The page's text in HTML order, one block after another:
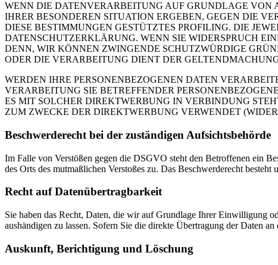
WENN DIE DATENVERARBEITUNG AUF GRUNDLAGE VON
IHRER BESONDEREN SITUATION ERGEBEN, GEGEN DIE
DIESE BESTIMMUNGEN GESTÜTZTES PROFILING. DIE
DATENSCHUTZERKLÄRUNG. WENN SIE WIDERSPRUCH
DENN, WIR KÖNNEN ZWINGENDE SCHUTZWÜRDIGE
ODER DIE VERARBEITUNG DIENT DER
WERDEN IHRE PERSONENBEZOGENEN DATEN
VERARBEITUNG SIE BETREFFENDER
ES MIT SOLCHER DIREKTWERBUNG IN VERBINDUNG
ZUM ZWECKE DER DIREKTWERBUNG VERWENDET
Beschwerde­recht bei der zuständigen Aufsichts­behörde
Im Falle von Verstößen gegen die DSGVO steht den Betroffenen ein
des Orts des mutmaßlichen Verstoßes zu. Das Beschwerderecht
Recht auf Daten­übertrag­barkeit
Sie haben das Recht, Daten, die wir auf Grundlage Ihrer Einwilligung
aushändigen zu lassen. Sofern Sie die direkte Übertragung der Daten
Auskunft, Berichtigung und Löschung